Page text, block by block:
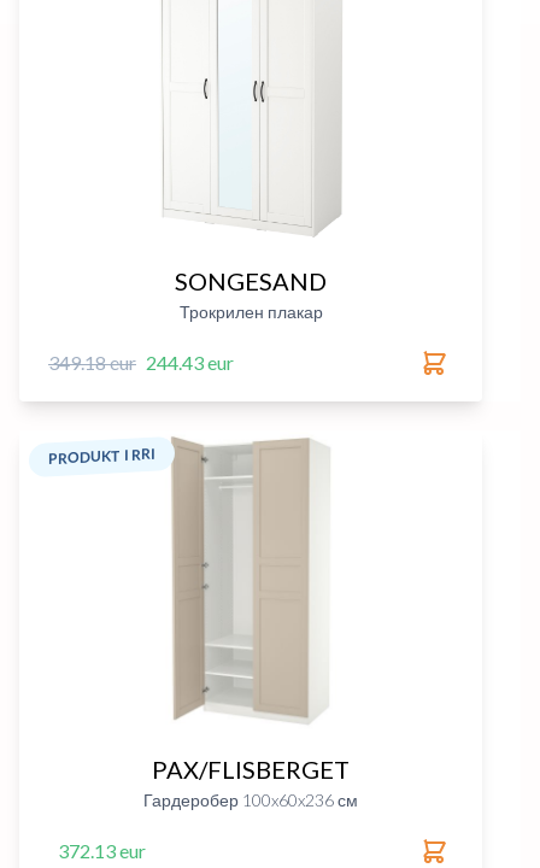
SONGESAND
Трокрилен плакар
349.18 eur 244.43 eur
PRODUKT I RRI
PAX/FLISBERGET
Гардеробер 100x60x236 см
372.13 eur